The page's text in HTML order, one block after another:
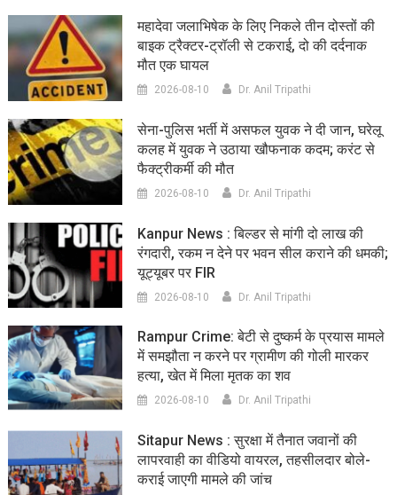
महादेवा जलाभिषेक के लिए निकले तीन दोस्तों की
बाइक ट्रैक्टर-ट्रॉली से टकराई, दो की दर्दनाक
मौत एक घायल
2026-08-10 Dr. Anil Tripathi
सेना-पुलिस भर्ती में असफल युवक ने दी जान, घरेलू
कलह में युवक ने उठाया खौफनाक कदम; करंट से
फैक्ट्रीकर्मी की मौत
2026-08-10 Dr. Anil Tripathi
Kanpur News : बिल्डर से मांगी दो लाख की
रंगदारी, रकम न देने पर भवन सील कराने की धमकी;
यूट्यूबर पर FIR
2026-08-10 Dr. Anil Tripathi
Rampur Crime: बेटी से दुष्कर्म के प्रयास मामले
में समझौता न करने पर ग्रामीण की गोली मारकर
हत्या, खेत में मिला मृतक का शव
2026-08-10 Dr. Anil Tripathi
Sitapur News : सुरक्षा में तैनात जवानों की
लापरवाही का वीडियो वायरल, तहसीलदार बोले-
कराई जाएगी मामले की जांच